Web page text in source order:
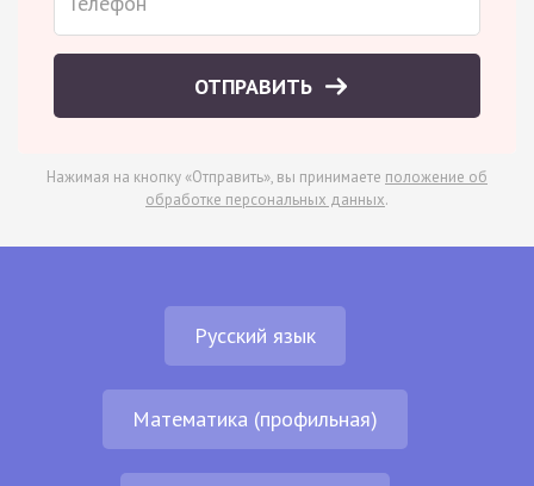
ОТПРАВИТЬ
Нажимая на кнопку «Отправить», вы принимаете положение об
обработке персональных данных.
Русский язык
Математика (профильная)